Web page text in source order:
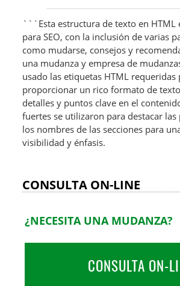
```Esta estructura de texto en HTML
para SEO, con la inclusión de varias
como mudarse, consejos y
una mudanza y empresa de
usado las etiquetas HTML requeridas
proporcionar un rico formato de
detalles y puntos clave en el
fuertes se utilizaron para destacar las
los nombres de las secciones para
visibilidad y énfasis.
CONSULTA ON-LINE
¿NECESITA UNA MUDANZA?
CONSULTA ON-